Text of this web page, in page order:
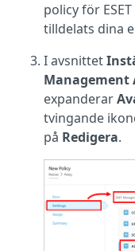
policy för
tilldelats dina
I avsnittet
Management
expanderar
tvingande
på Redigera.